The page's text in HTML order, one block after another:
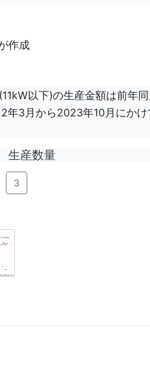
作成
以下)の生産金額は前年
年3月から2023年10月にか
生産数量
3